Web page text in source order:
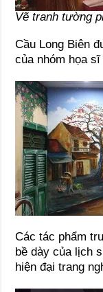
Vẽ tranh tường
Cầu Long Biên
của nhóm họa
Các tác phẩm
bề dày của lịch
hiện đại trang